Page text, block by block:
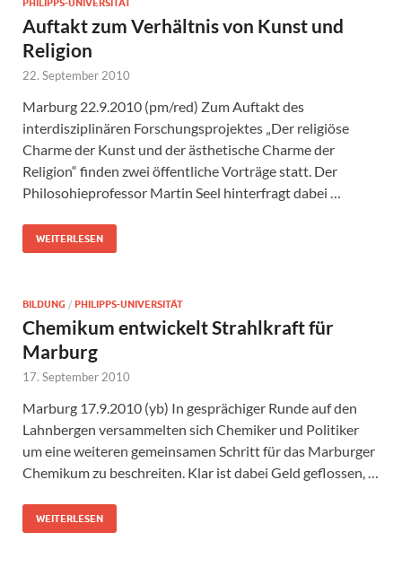
PHILIPPS-UNIVERSITÄT
Auftakt zum Verhältnis von Kunst und
Religion
22. September 2010
Marburg 22.9.2010 (pm/red) Zum Auftakt des
interdisziplinären Forschungsprojektes „Der religiöse
Charme der Kunst und der ästhetische Charme der
Religion“ finden zwei öffentliche Vorträge statt. Der
Philosohieprofessor Martin Seel hinterfragt dabei …
WEITERLESEN
BILDUNG / PHILIPPS-UNIVERSITÄT
Chemikum entwickelt Strahlkraft für
Marburg
17. September 2010
Marburg 17.9.2010 (yb) In gesprächiger Runde auf den
Lahnbergen versammelten sich Chemiker und Politiker
um eine weiteren gemeinsamen Schritt für das Marburger
Chemikum zu beschreiten. Klar ist dabei Geld geflossen, …
WEITERLESEN